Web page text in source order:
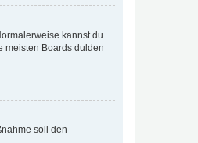
kannst du
meisten Boards dulden
soll den